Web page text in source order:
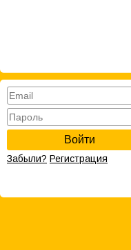
Войти
Забыли? Регистрация